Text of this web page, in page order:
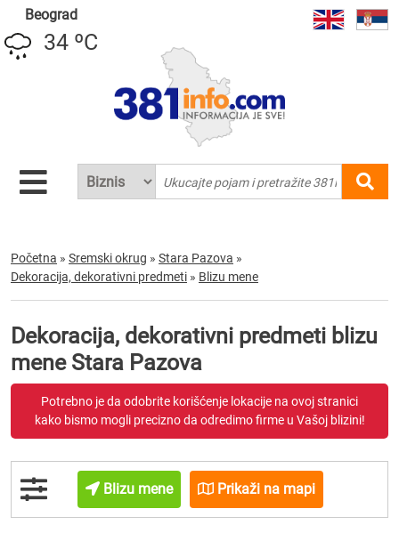
Beograd
34 ºC
Početna » Sremski okrug » Stara Pazova »
Dekoracija, dekorativni predmeti » Blizu mene
Dekoracija, dekorativni predmeti blizu
mene Stara Pazova
Potrebno je da odobrite korišćenje lokacije na ovoj stranici
kako bismo mogli precizno da odredimo firme u Vašoj blizini!
Blizu mene Prikaži na mapi